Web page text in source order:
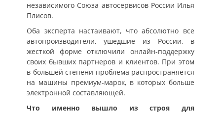
независимого Союза автосервисов России Илья
Плисов.
Оба эксперта настаивают, что абсолютно все
автопроизводители, ушедшие из России, в
жесткой форме отключили онлайн-поддержку
своих бывших партнеров и клиентов. При этом
в большей степени проблема распространяется
на машины премиум-марок, в которых больше
электронной составляющей.
Что именно вышло из строя для